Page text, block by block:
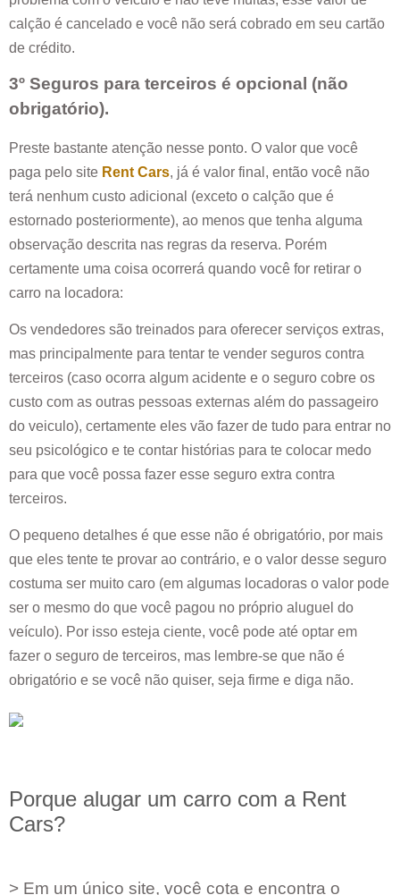
calção é cancelado e você não será cobrado em seu cartão
de crédito.
3º Seguros para terceiros é opcional (não
obrigatório).
Preste bastante atenção nesse ponto. O valor que você
paga pelo site Rent Cars, já é valor final, então você não
terá nenhum custo adicional (exceto o calção que é
estornado posteriormente), ao menos que tenha alguma
observação descrita nas regras da reserva. Porém
certamente uma coisa ocorrerá quando você for retirar o
carro na locadora:
Os vendedores são treinados para oferecer serviços extras,
mas principalmente para tentar te vender seguros contra
terceiros (caso ocorra algum acidente e o seguro cobre os
custo com as outras pessoas externas além do passageiro
do veiculo), certamente eles vão fazer de tudo para entrar no
seu psicológico e te contar histórias para te colocar medo
para que você possa fazer esse seguro extra contra
terceiros.
O pequeno detalhes é que esse não é obrigatório, por mais
que eles tente te provar ao contrário, e o valor desse seguro
costuma ser muito caro (em algumas locadoras o valor pode
ser o mesmo do que você pagou no próprio aluguel do
veículo). Por isso esteja ciente, você pode até optar em
fazer o seguro de terceiros, mas lembre-se que não é
obrigatório e se você não quiser, seja firme e diga não.
Porque alugar um carro com a Rent
Cars?
> Em um único site, você cota e encontra o